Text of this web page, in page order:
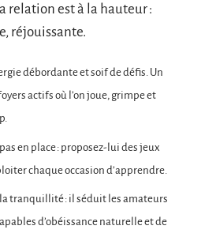
relation est à la hauteur :
réjouissante.
débordante et soif de défis. Un
actifs où l’on joue, grimpe et
en place : proposez-lui des jeux
chaque occasion d’apprendre.
tranquillité : il séduit les amateurs
d’obéissance naturelle et de